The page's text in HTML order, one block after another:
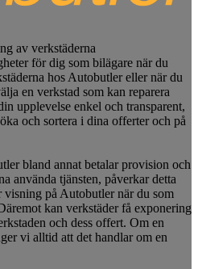
av verkstäderna
för dig som bilägare när du
hos Autobutler eller när du
en verkstad som kan reparera
upplevelse enkel och transparent,
och sortera i dina offerter och på
bland annat betalar provision och
använda tjänsten, påverkar detta
visning på Autobutler när du som
kan verkstäder få exponering
och dess offert. Om en
vi alltid att det handlar om en